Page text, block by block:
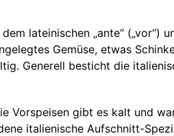
lateinischen „ante“ („vor“)
Gemüse, etwas
Generell besticht die
Vorspeisen gibt es kalt und
italienische Aufschnitt-